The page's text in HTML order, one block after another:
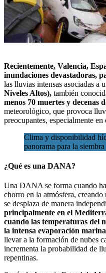
Recientemente, Valencia,
inundaciones devastadoras,
las lluvias intensas asociadas a
Niveles Altos), también
menos 70 muertes y decenas
meteorológico, que provoca
preocupantes, especialmente
Clima y disponibilidad
panorama para la siembra
¿Qué es una DANA?
Una DANA se forma cuando
chorro en la atmósfera,
se desplaza de manera
principalmente en el
cuando las temperaturas del
la intensa evaporación
llevar a la formación de nubes
incrementa la probabilidad de
repentinas.